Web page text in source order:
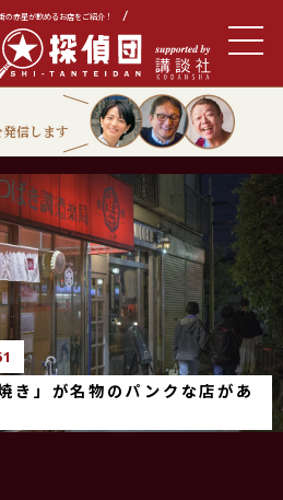
の赤星が飲めるお店をご紹介！
信します
き」が名物のパンクな店があ